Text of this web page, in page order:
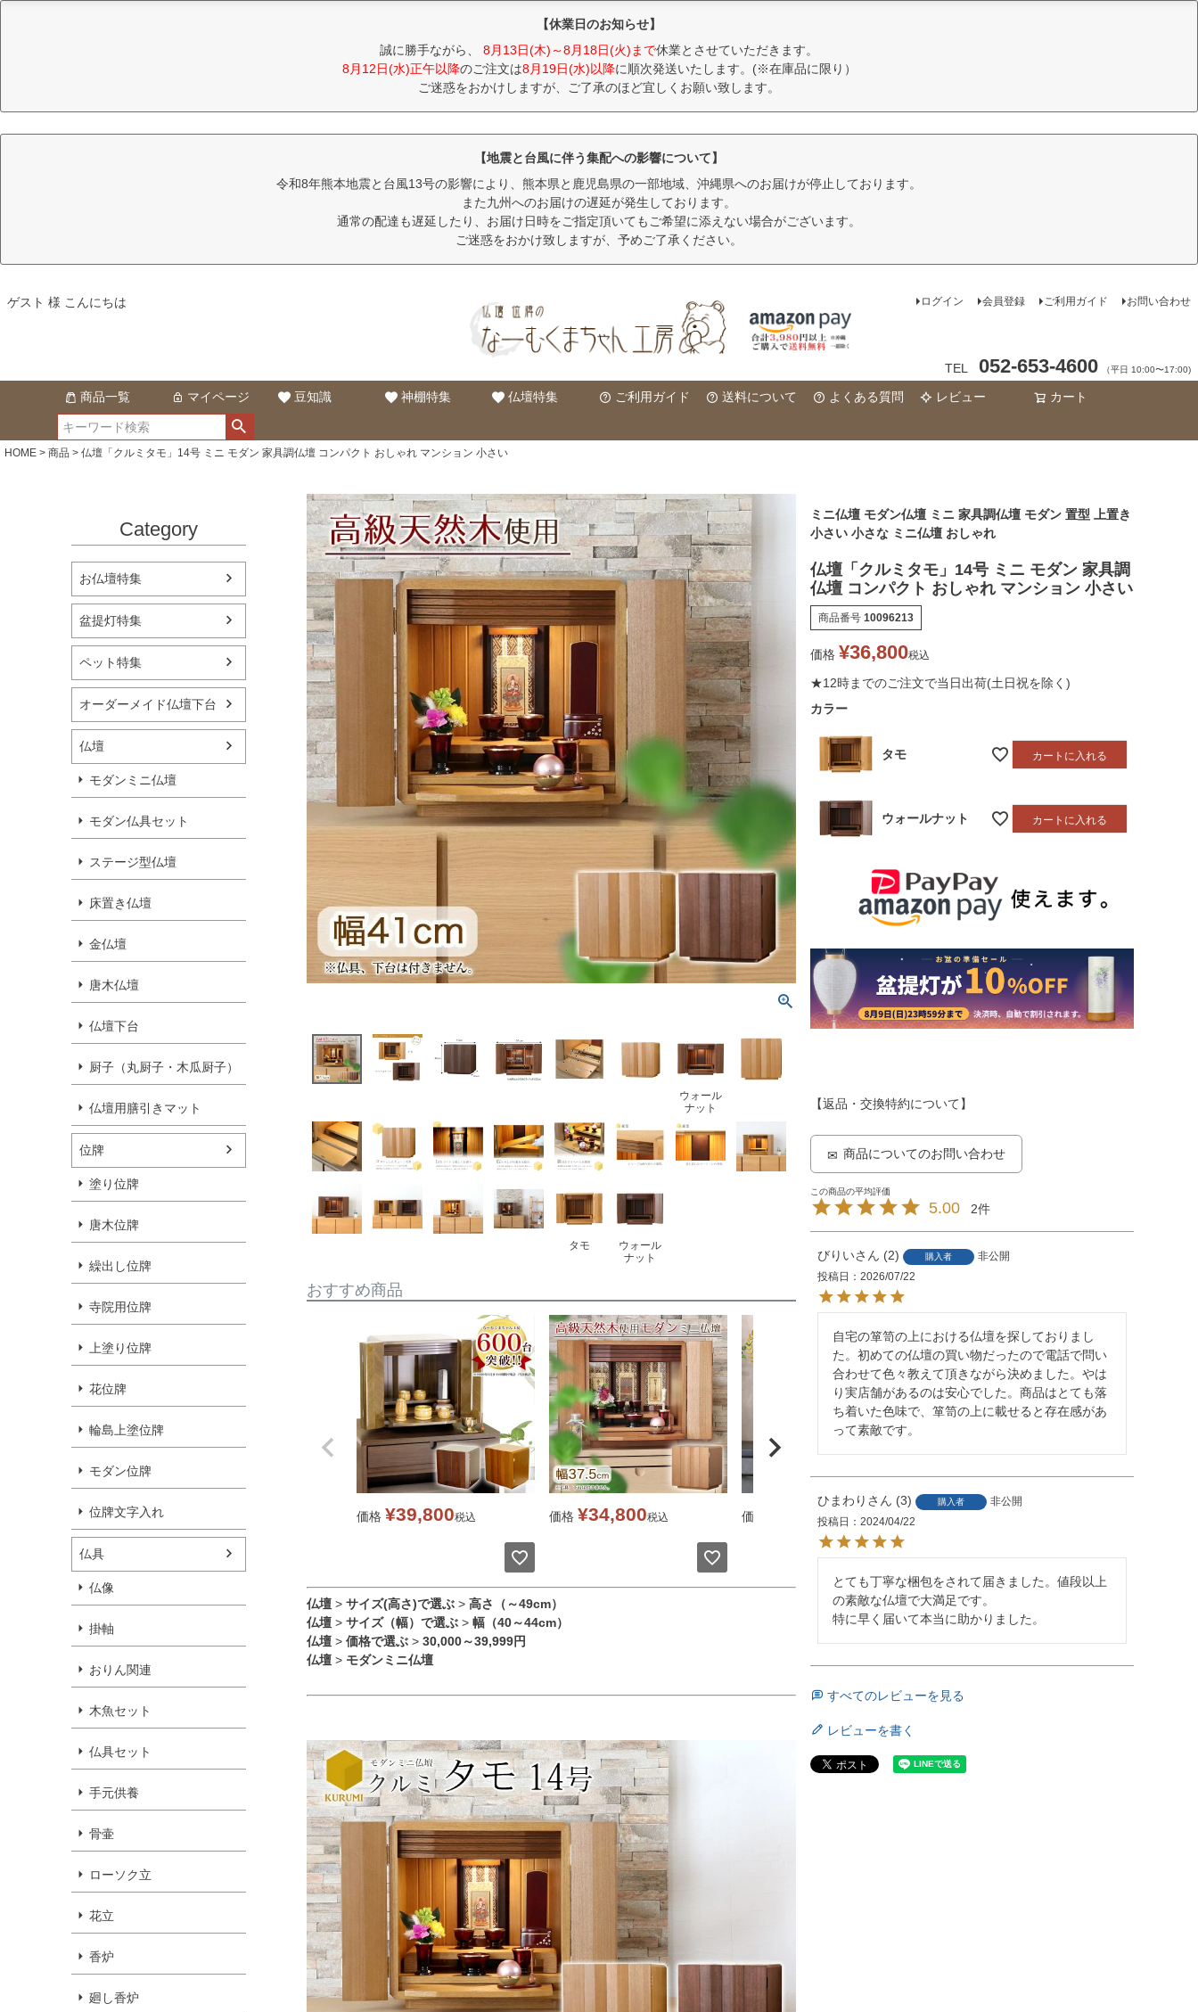
【休業日のお知らせ】
誠に勝手ながら、 8月13日(木)～8月18日(火)まで休業とさせていただきます。
8月12日(水)正午以降のご注文は8月19日(水)以降に順次発送いたします。(※在庫品に限り）
ご迷惑をおかけしますが、ご了承のほど宜しくお願い致します。
【地震と台風に伴う集配への影響について】
令和8年熊本地震と台風13号の影響により、熊本県と鹿児島県の一部地域、沖縄県へのお届けが停止しております。
また九州へのお届けの遅延が発生しております。
通常の配達も遅延したり、お届け日時をご指定頂いてもご希望に添えない場合がございます。
ご迷惑をおかけ致しますが、予めご了承ください。
ゲスト 様 こんにちは ログイン 会員登録 ご利用ガイド お問い合わせ
TEL 052-653-4600 （平日 10:00〜17:00)
商品一覧 マイページ 豆知識 神棚特集 仏壇特集 ご利用ガイド 送料について よくある質問 レビュー カート
HOME 商品 仏壇「クルミタモ」14号 ミニ モダン 家具調仏壇 コンパクト おしゃれ マンション 小さい
Category
お仏壇特集
盆提灯特集
ペット特集
オーダーメイド仏壇下台
仏壇
モダンミニ仏壇
モダン仏具セット
ステージ型仏壇
床置き仏壇
金仏壇
唐木仏壇
仏壇下台
厨子（丸厨子・木瓜厨子）
仏壇用膳引きマット
位牌
塗り位牌
唐木位牌
繰出し位牌
寺院用位牌
上塗り位牌
花位牌
輪島上塗位牌
モダン位牌
位牌文字入れ
仏具
仏像
掛軸
おりん関連
木魚セット
仏具セット
手元供養
骨壷
ローソク立
花立
香炉
廻し香炉
ウォール
ナット
タモ
ウォール
ナット
おすすめ商品
価格 ¥39,800税込 価格 ¥34,800税込 価格 22,800税込 ¥29,800
仏壇 > サイズ(高さ)で選ぶ > 高さ（～49cm）
仏壇 > サイズ（幅）で選ぶ > 幅（40～44cm）
仏壇 > 価格で選ぶ > 30,000～39,999円
仏壇 > モダンミニ仏壇
ミニ仏壇 モダン仏壇 ミニ 家具調仏壇 モダン 置型 上置き
小さい 小さな ミニ仏壇 おしゃれ
仏壇「クルミタモ」14号 ミニ モダン 家具調
仏壇 コンパクト おしゃれ マンション 小さい
商品番号 10096213
価格 ¥36,800税込
★12時までのご注文で当日出荷(土日祝を除く)
カラー
タモ カートに入れる
ウォールナット カートに入れる
【返品・交換特約について】
商品についてのお問い合わせ
5.00 2
びりい 2 購入者
非公開
投稿日
2026/07/22
自宅の箪笥の上における仏壇を探しておりまし
た。初めての仏壇の買い物だったので電話で問い
合わせて色々教えて頂きながら決めました。やは
り実店舗があるのは安心でした。商品はとても落
ち着いた色味で、箪笥の上に載せると存在感があ
って素敵です。
ひまわり 3 購入者
非公開
投稿日
2024/04/22
とても丁寧な梱包をされて届きました。値段以上
の素敵な仏壇で大満足です。
特に早く届いて本当に助かりました。
すべてのレビューを見る
レビューを書く